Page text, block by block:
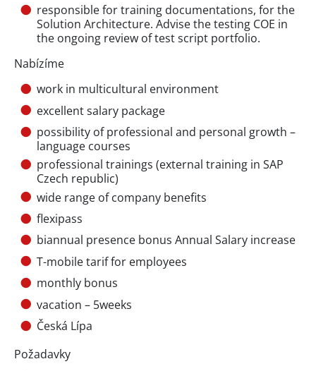
responsible for training documentations, for the
Solution Architecture. Advise the testing COE in
the ongoing review of test script portfolio.
Nabízíme
work in multicultural environment
excellent salary package
possibility of professional and personal growth –
language courses
professional trainings (external training in SAP
Czech republic)
wide range of company benefits
flexipass
biannual presence bonus Annual Salary increase
T-mobile tarif for employees
monthly bonus
vacation – 5weeks
Česká Lípa
Požadavky